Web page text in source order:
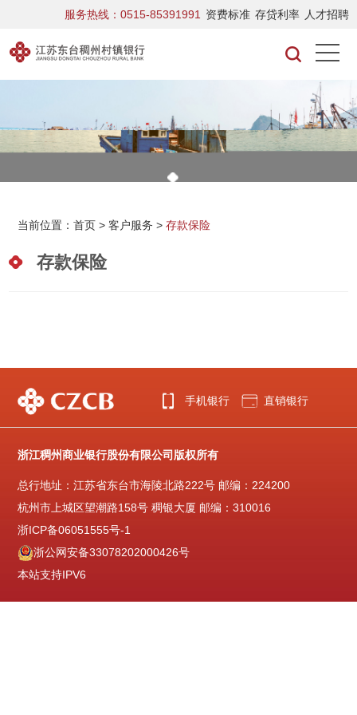
服务热线：0515-85391991 资费标准 存贷利率 人才招聘
当前位置：首页 >客户服务 >存款保险
存款保险
手机银行 直销银行
浙江稠州商业银行股份有限公司版权所有
总行地址：江苏省东台市海陵北路222号 邮编：224200
杭州市上城区望潮路158号 稠银大厦 邮编：310016
浙ICP备06051555号-1
浙公网安备33078202000426号
本站支持IPV6